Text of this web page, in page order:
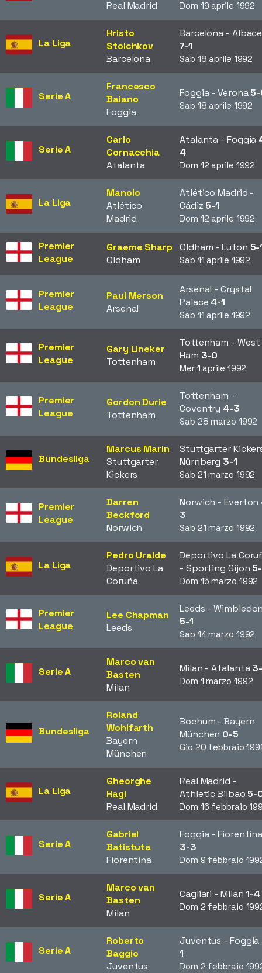
Real Madrid Dom 19 aprile 1992
La Liga
Hristo
Stoichkov
Barcelona
Barcelona -
7-1
Sab 18 aprile 1992
Serie A
Francesco
Baiano
Foggia
Foggia - Verona
Sab 18 aprile 1992
Serie A
Carlo
Cornacchia
Atalanta
Atalanta - Foggia
4
Dom 12 aprile 1992
La Liga
Manolo
Atlético
Madrid
Atlético Madrid -
Cádiz5-1
Dom 12 aprile 1992
Premier
League
Graeme Sharp
Oldham
Oldham - Luton 5-
Sab 11 aprile 1992
Premier
League
Paul Merson
Arsenal
Arsenal - Crystal
Palace 4-1
Sab 11 aprile 1992
Premier
League
Gary Lineker
Tottenham
Tottenham - West
Ham 3-0
Mer 1 aprile 1992
Premier
League
Gordon Durie
Tottenham
Tottenham -
Coventry 4-3
Sab 28 marzo 1992
Bundesliga
Marcus Marin
Stuttgarter
Kickers
Stuttgarter
Nürnberg 3-1
Sab 21 marzo 1992
Premier
League
Darren
Beckford
Norwich
Norwich - Everton
3
Sab 21 marzo 1992
La Liga
Pedro Uralde
Deportivo La
Coruña
Deportivo La
- Sporting Gijon
Dom 15 marzo 1992
Premier
League
Lee Chapman
Leeds
Leeds -
5-1
Sab 14 marzo 1992
Serie A
Marco van
Basten
Milan
Milan - Atalanta
Dom 1 marzo 1992
Bundesliga
Roland
Wohlfarth
Bayern
München
Bochum - Bayern
München 0-5
Gio 20 febbraio
La Liga
Gheorghe
Hagi
Real Madrid
Real Madrid -
Athletic Bilbao 5-
Dom 16 febbraio
Serie A
Gabriel
Batistuta
Fiorentina
Foggia -
3-3
Dom 9 febbraio
Serie A
Marco van
Basten
Milan
Cagliari - Milan1-4
Dom 2 febbraio
Serie A
Roberto
Baggio
Juventus
Juventus - Foggia
1
Dom 2 febbraio